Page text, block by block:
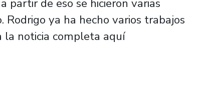
partir de eso se hicieron varias
Rodrigo ya ha hecho varios trabajos
la noticia completa aquí